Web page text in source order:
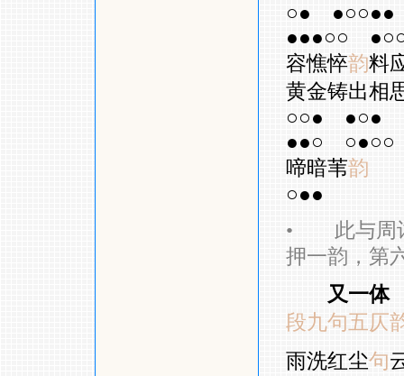
○●
●○○●●
●●●○○
容憔悴韵料
黄金铸出相
○○●
●○●
●●○
○●○○
啼暗苇韵
○●●
• 此与周词
押一韵，第
又一体
段九句五仄
雨洗红尘句